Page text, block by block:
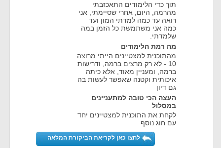
תוך כדי הלימודים התאכזבתי
מהרמה, היום, אחרי שסיימתי, אני
רואה עד כמה למדתי המון ועד
כמה אני משתמשת כל הזמן במה
שלמדתי.
מה רמת הלימודים
מהתוכנית למצטיינים הייתי מרוצה
10 - לא רק מרצים ברמה, ודרישות
ברמה, ומעניין מאוד, אלא כיתה
איכותית וקטנה שאפשר לעשות בה
גם דיון
העצה הכי טובה למתעניינים
במסלול
לקחת את התוכנית למצטיינים יחד
עם חוג נוסף
לחצו כאן לקריאת הביקורת המלאה